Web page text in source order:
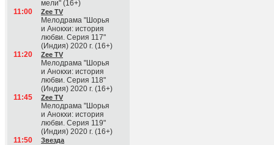
мели" (16+)
11:00
Zee TV
Мелодрама "Шорья
и Анокхи: история
любви. Серия 117"
(Индия) 2020 г. (16+)
11:20
Zee TV
Мелодрама "Шорья
и Анокхи: история
любви. Серия 118"
(Индия) 2020 г. (16+)
11:45
Zee TV
Мелодрама "Шорья
и Анокхи: история
любви. Серия 119"
(Индия) 2020 г. (16+)
11:50
Звезда